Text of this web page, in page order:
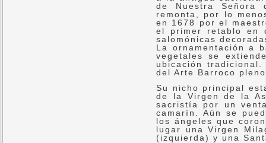
de Nuestra Señora
remonta, por lo
en 1678 por el
el primer retablo en
salomónicas
La ornamentación a
vegetales se
ubicación
del Arte Barroco
Su nicho principal
de la Virgen de la
sacristía por un
camarín. Aún se
los ángeles que
lugar una Virgen
(izquierda) y una